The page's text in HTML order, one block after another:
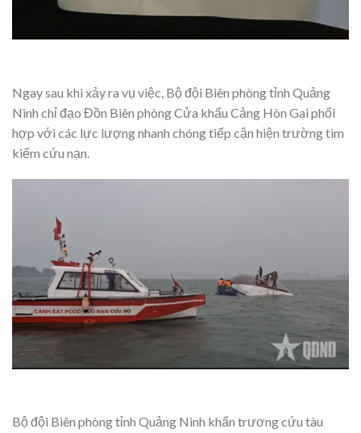
Ngay sau khi xảy ra vụ việc, Bộ đội Biên phòng tỉnh Quảng
Ninh chỉ đạo Đồn Biên phòng Cửa khẩu Cảng Hòn Gai phối
hợp với các lực lượng nhanh chóng tiếp cận hiện trường tìm
kiếm cứu nạn.
Bộ đội Biên phòng tỉnh Quảng Ninh khẩn trương cứu tàu